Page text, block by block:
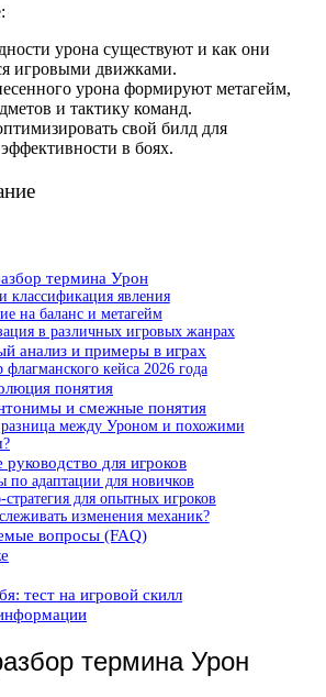
урона существуют и как они
игровыми движками.
урона формируют метагейм,
и тактику команд.
свой билд для
в боях.
термина Урон
классификация явления
на баланс и метагейм
в различных игровых жанрах
анализ и примеры в играх
флагманского кейса 2026 года
понятия
и смежные понятия
между Уроном и похожими
руководство для игроков
по адаптации для новичков
для опытных игроков
изменения механик?
вопросы (FAQ)
тест на игровой скилл
термина Урон